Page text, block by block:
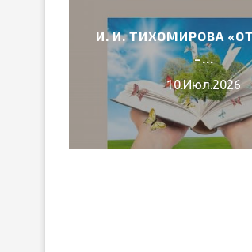
И. И. ТИХОМИРОВА
–...
10.Июл.2026